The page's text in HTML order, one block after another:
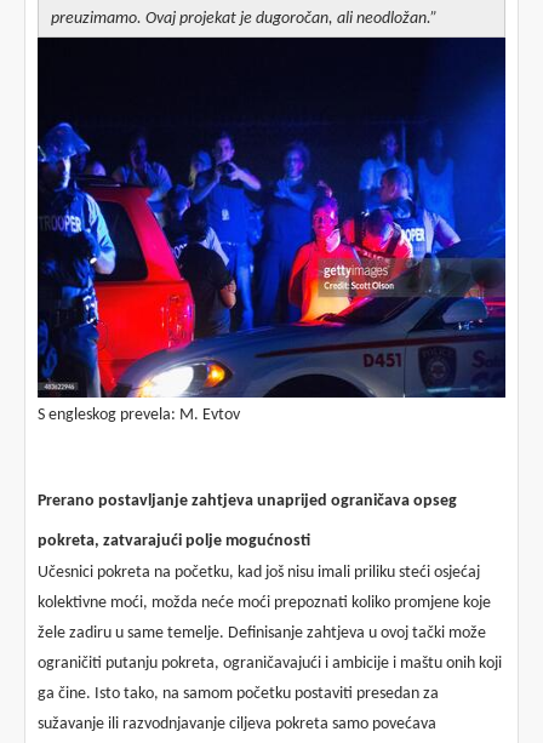
preuzimamo. Ovaj projekat je dugoročan, ali neodložan.”
S engleskog prevela: M. Evtov
Prerano postavljanje zahtjeva unaprijed ograničava opseg
pokreta, zatvarajući polje mogućnosti
Učesnici pokreta na početku, kad još nisu imali priliku steći osjećaj
kolektivne moći, možda neće moći prepoznati koliko promjene koje
žele zadiru u same temelje. Definisanje zahtjeva u ovoj tački može
ograničiti putanju pokreta, ograničavajući i ambicije i maštu onih koji
ga čine. Isto tako, na samom početku postaviti presedan za
sužavanje ili razvodnjavanje ciljeva pokreta samo povećava